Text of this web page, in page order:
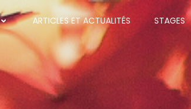
ARTICLES ET ACTUALITÉS STAGES